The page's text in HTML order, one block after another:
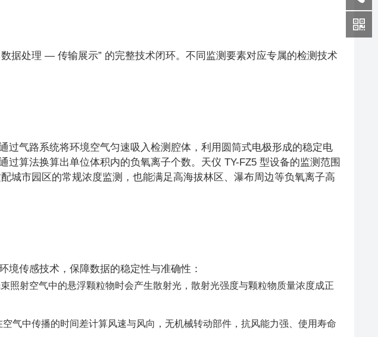
据处理 — 传输展示” 的完整技术闭环。不同监测要素对应专属的检测技术
过气路系统将环境空气匀速吸入检测腔体，利用圆筒式电极形成的稳定电
算法换算出单位体积内的负氧离子个数。天仪 TY-FZ5 型设备的监测范围
城市园区的常规浓度监测，也能满足高海拔林区、瀑布周边等负氧离子高
境传感技术，保障数据的稳定性与准确性：
照射空气中的悬浮颗粒物时会产生散射光，散射光强度与颗粒物质量浓度成正
气中传播的时间差计算风速与风向，无机械转动部件，抗风能力强、使用寿命